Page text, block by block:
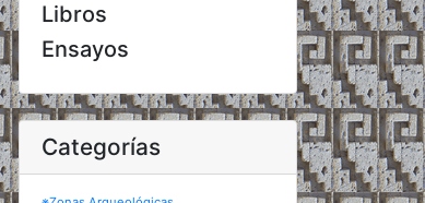
Libros
Ensayos
Categorías